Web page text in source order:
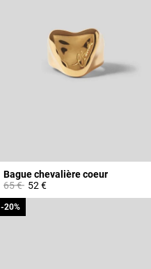
Bague chevalière coeur
Prix réduit à partir de
65 €à52 €
-20%
-20%